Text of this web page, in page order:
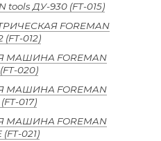
ДУ-930 (FT-015)
FOREMAN
012)
FOREMAN
020)
FOREMAN
017)
FOREMAN
(FT-021)